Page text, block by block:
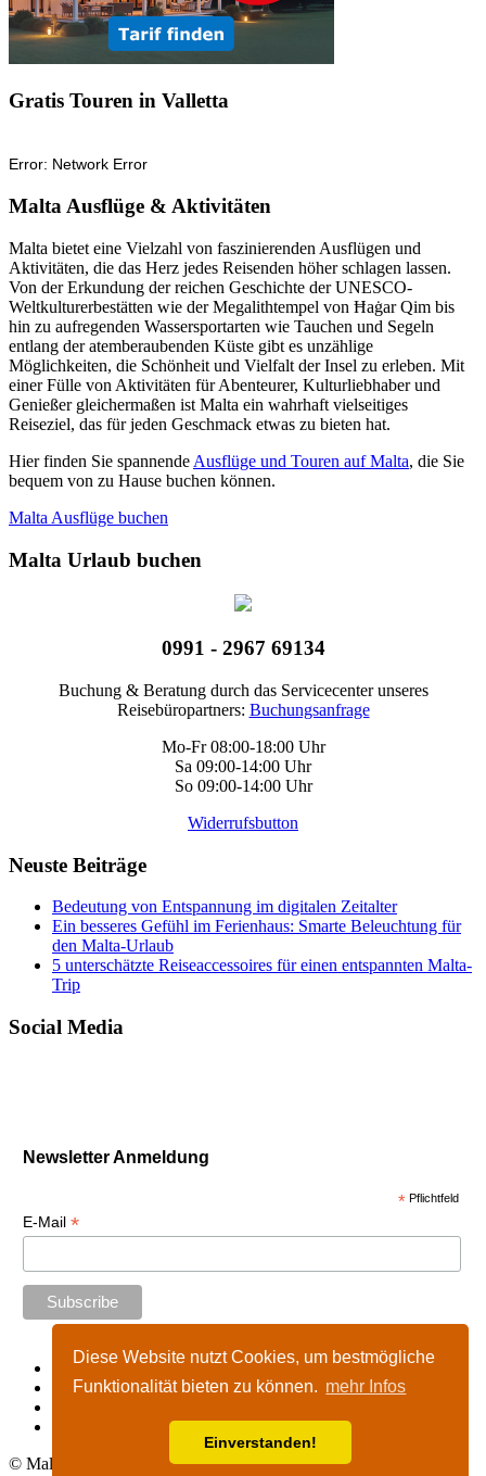
Diese Website nutzt Cookies, um bestmögliche
Funktionalität bieten zu können. mehr Infos
Einverstanden!
Gratis Touren in Valletta
Malta Ausflüge & Aktivitäten
Malta bietet eine Vielzahl von faszinierenden Ausflügen und
Aktivitäten, die das Herz jedes Reisenden höher schlagen lassen.
Von der Erkundung der reichen Geschichte der UNESCO-
Weltkulturerbestätten wie der Megalithtempel von Ħaġar Qim bis
hin zu aufregenden Wassersportarten wie Tauchen und Segeln
entlang der atemberaubenden Küste gibt es unzählige
Möglichkeiten, die Schönheit und Vielfalt der Insel zu erleben. Mit
einer Fülle von Aktivitäten für Abenteurer, Kulturliebhaber und
Genießer gleichermaßen ist Malta ein wahrhaft vielseitiges
Reiseziel, das für jeden Geschmack etwas zu bieten hat.
Hier finden Sie spannende Ausflüge und Touren auf Malta, die Sie
bequem von zu Hause buchen können.
Malta Ausflüge buchen
Malta Urlaub buchen
0991 - 2967 69134
Buchung & Beratung durch das Servicecenter unseres
Reisebüropartners: Buchungsanfrage
Mo-Fr 08:00-18:00 Uhr
Sa 09:00-14:00 Uhr
So 09:00-14:00 Uhr
Widerrufsbutton
Neuste Beiträge
Bedeutung von Entspannung im digitalen Zeitalter
Ein besseres Gefühl im Ferienhaus: Smarte Beleuchtung für
den Malta-Urlaub
5 unterschätzte Reiseaccessoires für einen entspannten Malta-
Trip
Social Media
Newsletter Anmeldung
* Pflichtfeld
E-Mail *
Start
Impressum
Nutzungshinweise
© Malta-Tours.de - online seit 2002 - 2026